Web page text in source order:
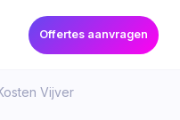
Offertes aanvragen
Vijver